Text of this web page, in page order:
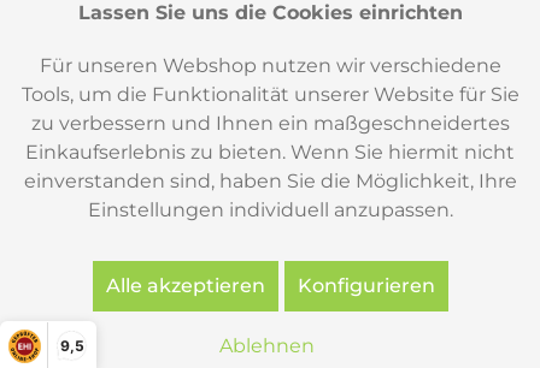
9,5
Lassen Sie uns die Cookies einrichten
Für unseren Webshop nutzen wir verschiedene
Tools, um die Funktionalität unserer Website für Sie
zu verbessern und Ihnen ein maßgeschneidertes
Einkaufserlebnis zu bieten. Wenn Sie hiermit nicht
einverstanden sind, haben Sie die Möglichkeit, Ihre
Einstellungen individuell anzupassen.
Alle akzeptieren Konfigurieren
Ablehnen